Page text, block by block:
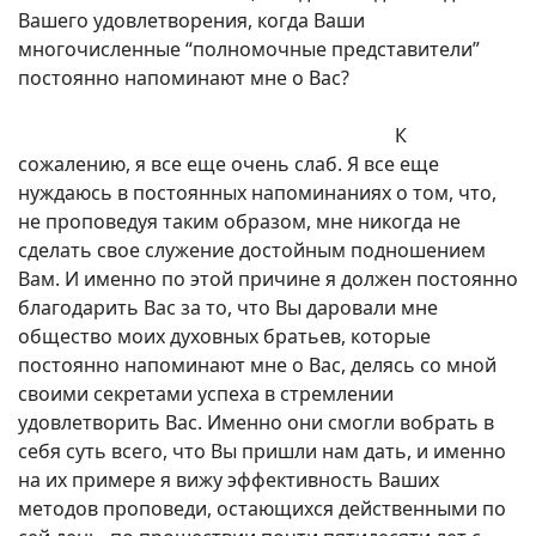
Вашего удовлетворения, когда Ваши
многочисленные “полномочные представители”
постоянно напоминают мне о Вас?
К
сожалению, я все еще очень слаб. Я все еще
нуждаюсь в постоянных напоминаниях о том, что,
не проповедуя таким образом, мне никогда не
сделать свое служение достойным подношением
Вам. И именно по этой причине я должен постоянно
благодарить Вас за то, что Вы даровали мне
общество моих духовных братьев, которые
постоянно напоминают мне о Вас, делясь со мной
своими секретами успеха в стремлении
удовлетворить Вас. Именно они смогли вобрать в
себя суть всего, что Вы пришли нам дать, и именно
на их примере я вижу эффективность Ваших
методов проповеди, остающихся действенными по